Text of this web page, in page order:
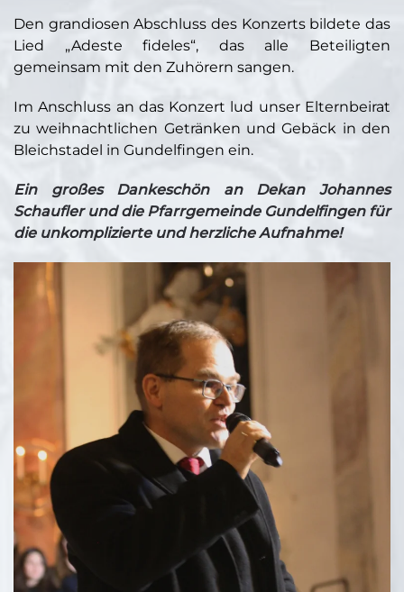
Den grandiosen Abschluss des Konzerts bildete das
Lied „Adeste fideles“, das alle Beteiligten
gemeinsam mit den Zuhörern sangen.
Im Anschluss an das Konzert lud unser Elternbeirat
zu weihnachtlichen Getränken und Gebäck in den
Bleichstadel in Gundelfingen ein.
Ein großes Dankeschön an Dekan Johannes
Schaufler und die Pfarrgemeinde Gundelfingen für
die unkomplizierte und herzliche Aufnahme!